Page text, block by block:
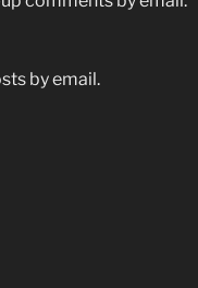
by email.